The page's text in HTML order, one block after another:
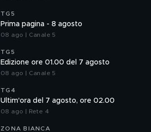
TG5
Prima pagina - 8 agosto
08 ago | Canale 5
TG5
Edizione ore 01.00 del 7 agosto
08 ago | Canale 5
TG4
Ultim'ora del 7 agosto, ore 02.00
08 ago | Rete 4
ZONA BIANCA